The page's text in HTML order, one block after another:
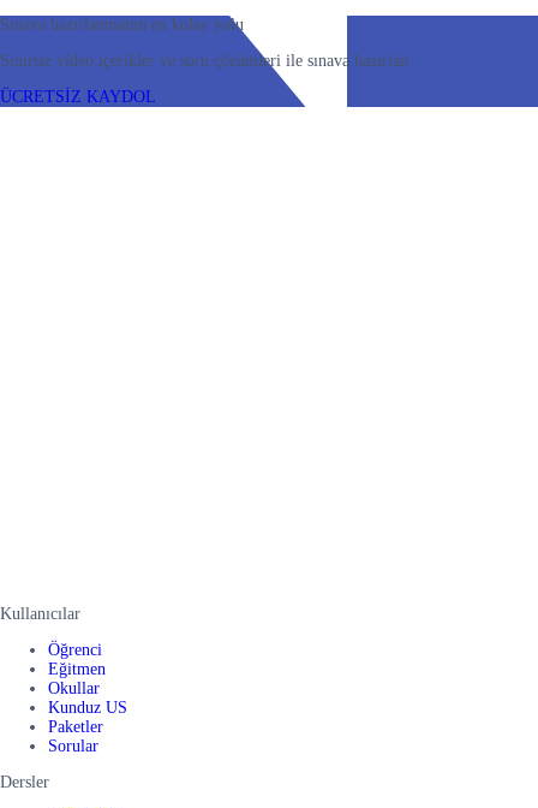
Sınava hazırlanmanın en kolay yolu
Sınırsız video içerikler ve soru çözümleri ile sınava hazırlan
ÜCRETSİZ KAYDOL
Kullanıcılar
Öğrenci
Eğitmen
Okullar
Kunduz US
Paketler
Sorular
Dersler